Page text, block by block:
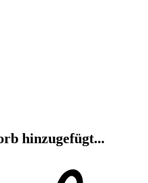
hinzugefügt...